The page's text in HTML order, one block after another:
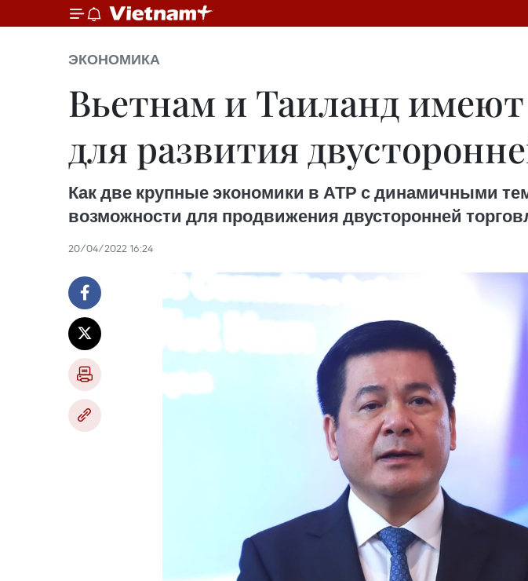
ЭКОНОМИКА
Вьетнам и Таиланд
для развития
Как две крупные экономики в АТР с динамичными
возможности для продвижения двусторонней
20/04/2022 16:24